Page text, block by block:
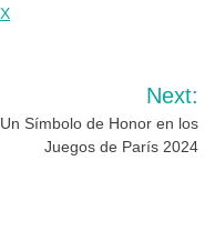
Next:
Un Símbolo de Honor en los
Juegos de París 2024